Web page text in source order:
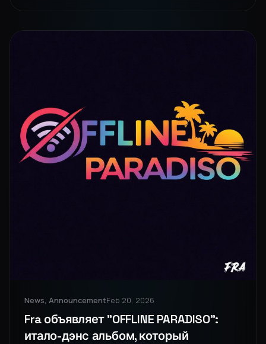
News, AnnouncementFeb 20, 2026
Fra объявляет "OFFLINE PARADISO":
итало-дэнс альбом, который